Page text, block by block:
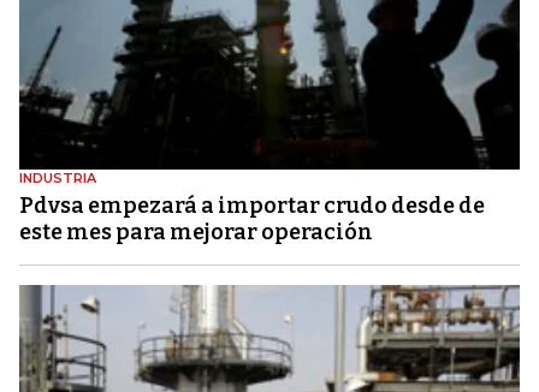
INDUSTRIA
Pdvsa empezará a importar crudo desde de
este mes para mejorar operación